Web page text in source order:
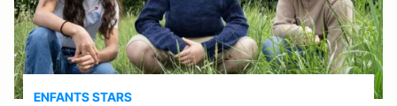
ENFANTS STARS